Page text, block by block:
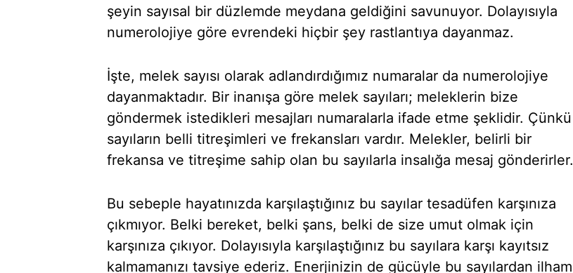
şeyin sayısal bir düzlemde meydana geldiğini savunuyor. Dolayısıyla
numerolojiye göre evrendeki hiçbir şey rastlantıya dayanmaz.
İşte, melek sayısı olarak adlandırdığımız numaralar da numerolojiye
dayanmaktadır. Bir inanışa göre melek sayıları; meleklerin bize
göndermek istedikleri mesajları numaralarla ifade etme şeklidir. Çünkü
sayıların belli titreşimleri ve frekansları vardır. Melekler, belirli bir
frekansa ve titreşime sahip olan bu sayılarla insalığa mesaj gönderirler.
Bu sebeple hayatınızda karşılaştığınız bu sayılar tesadüfen karşınıza
çıkmıyor. Belki bereket, belki şans, belki de size umut olmak için
karşınıza çıkıyor. Dolayısıyla karşılaştığınız bu sayılara karşı kayıtsız
kalmamanızı tavsiye ederiz. Enerjinizin de gücüyle bu sayılardan ilham